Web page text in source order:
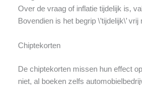
Over de vraag of inflatie tijdelijk is,
Bovendien is het begrip \’tijdelijk\’ vrij
Chiptekorten
De chiptekorten missen hun effect
niet, al boeken zelfs